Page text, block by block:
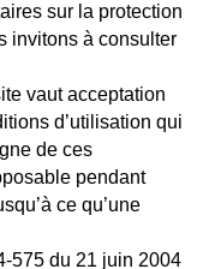
sur la protection
invitons à consulter
vaut acceptation
d’utilisation qui
de ces
pendant
ce qu’une
575 du 21 juin 2004